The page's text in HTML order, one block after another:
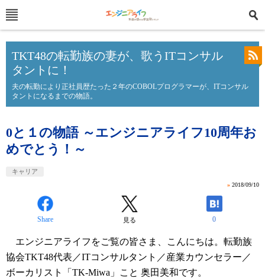
TKT48の転勤族の妻が、歌うITコンサル
タントに！
夫の転勤により正社員歴たった２年のCOBOLプログラマーが、ITコンサル
タントになるまでの物語。
0と１の物語 ～エンジニアライフ10周年お
めでとう！～
キャリア
» 2018/09/10
Share 見る 0
エンジニアライフをご覧の皆さま、こんにちは。転勤族
協会TKT48代表／ITコンサルタント／産業カウンセラー／
ボーカリスト「TK-Miwa」こと 奥田美和です。